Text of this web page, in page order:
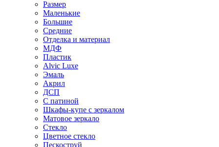
Размер
Маленькие
Большие
Средние
Отделка и материал
МДФ
Пластик
Alvic Luxe
Эмаль
Акрил
ДСП
С патиной
Шкафы-купе с зеркалом
Матовое зеркало
Стекло
Цветное стекло
Пескоструй